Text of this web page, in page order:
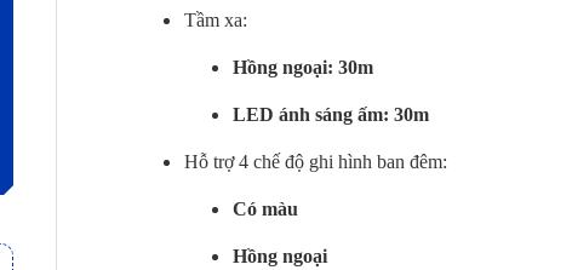
Tầm xa:
Hồng ngoại: 30m
LED ánh sáng ấm: 30m
Hỗ trợ 4 chế độ ghi hình ban đêm:
Có màu
Hồng ngoại